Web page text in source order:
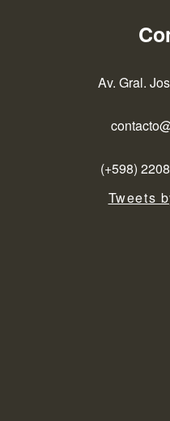
Av. Gral.
(+598)
Tweets